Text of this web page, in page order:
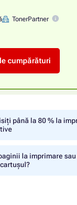
TonerPartner
cumpărături
până la 80 % la
la imprimare